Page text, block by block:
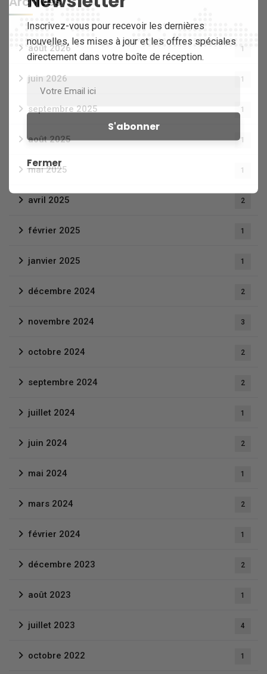
août 2026 1
juin 2026 1
septembre 2025 1
août 2025 1
mai 2025 1
avril 2025 2
février 2025 1
janvier 2025 1
décembre 2024 2
novembre 2024 3
octobre 2024 2
septembre 2024 2
juillet 2024 1
juin 2024 2
mai 2024 1
mars 2024 2
février 2024 1
décembre 2023 2
août 2023 1
juillet 2023 4
octobre 2022 1
Inscrivez-vous pour recevoir les dernières
nouvelles, les mises à jour et les offres spéciales
directement dans votre boîte de réception.
Fermer